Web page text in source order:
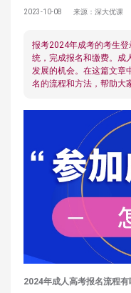
2023-10-08 来源：深大优课
报考2024年成考的考生登
统，完成报名和缴费。成
发展的机会。在这篇文章
名的流程和方法，帮助大
2024年成人高考报名流程有